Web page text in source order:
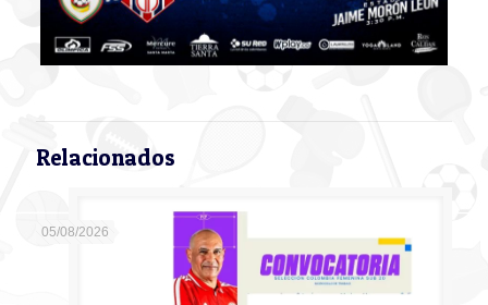
Relacionados
05/08/2026